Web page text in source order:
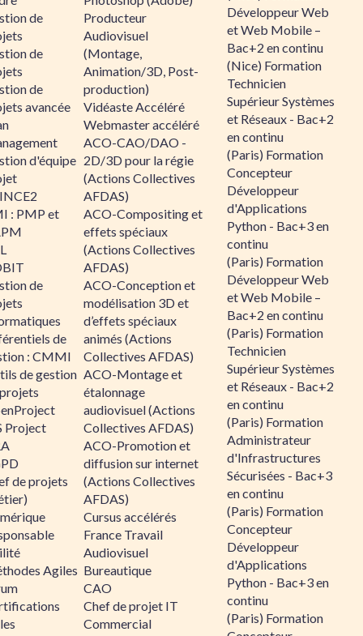
de
de
de
avancée
d'équipe
: PMP et
de
de
: CMMI
de gestion
Project
de projets
Agiles
Producteur
Audiovisuel
(Montage,
Animation/3D, Post-
production)
Vidéaste Accéléré
Webmaster accéléré
ACO-CAO/DAO -
2D/3D pour la régie
(Actions Collectives
AFDAS)
ACO-Compositing et
effets spéciaux
(Actions Collectives
AFDAS)
ACO-Conception et
modélisation 3D et
d’effets spéciaux
animés (Actions
Collectives AFDAS)
ACO-Montage et
étalonnage
audiovisuel (Actions
Collectives AFDAS)
ACO-Promotion et
diffusion sur internet
(Actions Collectives
AFDAS)
Cursus accélérés
France Travail
Audiovisuel
Bureautique
CAO
Chef de projet IT
Commercial
Développeur Web
et Web Mobile –
Bac+2 en continu
(Nice) Formation
Technicien
Supérieur Systèmes
et Réseaux - Bac+2
en continu
(Paris) Formation
Concepteur
Développeur
d'Applications
Python - Bac+3 en
continu
(Paris) Formation
Développeur Web
et Web Mobile –
Bac+2 en continu
(Paris) Formation
Technicien
Supérieur Systèmes
et Réseaux - Bac+2
en continu
(Paris) Formation
Administrateur
d'Infrastructures
Sécurisées - Bac+3
en continu
(Paris) Formation
Concepteur
Développeur
d'Applications
Python - Bac+3 en
continu
(Paris) Formation